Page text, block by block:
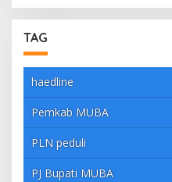
TAG
haedline
Pemkab MUBA
PLN peduli
PJ Bupati MUBA